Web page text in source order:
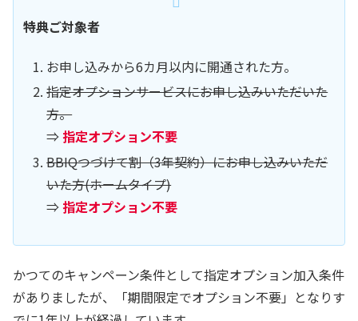
特典ご対象者
お申し込みから6カ月以内に開通された方。
指定オプションサービスにお申し込みいただいた
方。
⇒指定オプション不要
BBIQつづけて割（3年契約）にお申し込みいただ
いた方(ホームタイプ)
⇒指定オプション不要
かつてのキャンペーン条件として指定オプション加入条件
がありましたが、「期間限定でオプション不要」となりす